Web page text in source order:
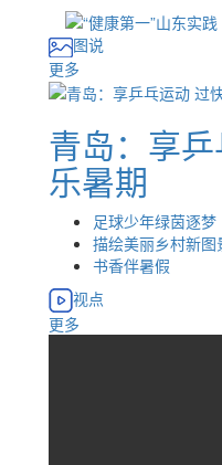
图说
更多
青岛：享
乐暑期
足球少年绿茵逐梦
描绘美丽乡村新图
书香伴暑假
视点
更多